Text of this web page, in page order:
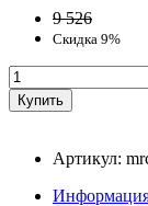
9 526
Скидка 9%
Артикул: